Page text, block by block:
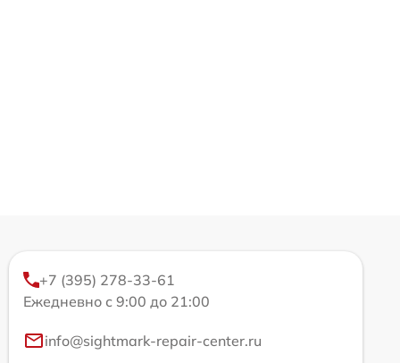
+7 (395) 278-33-61
Ежедневно с 9:00 до 21:00
info@sightmark-repair-center.ru